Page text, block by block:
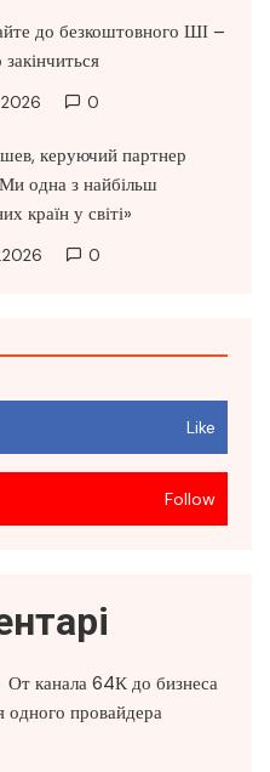
до безкоштовного ШІ –
0
керуючий партнер
одна з найбільш
країн у світі»
0
Like
Follow
От канала 64К до бизнеса
провайдера